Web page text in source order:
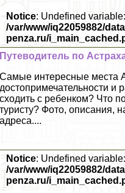
Notice: Undefined
/var/www/iq22059882/
penza.ru/
Путеводитель по
Самые интересные места
достопримечательности и
сходить с ребенком? Что
туристу? Фото, описания,
адреса....
Notice: Undefined
/var/www/iq22059882/
penza.ru/